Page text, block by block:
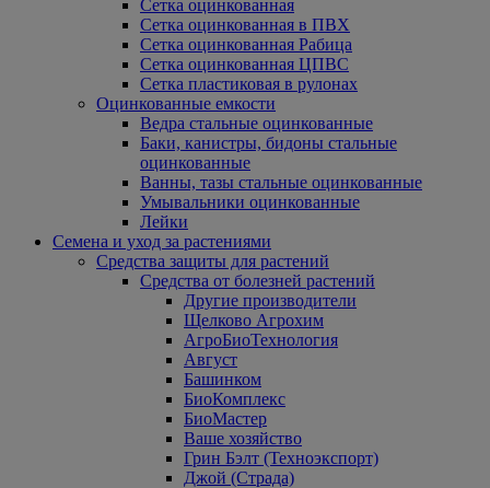
Сетка оцинкованная
Сетка оцинкованная в ПВХ
Сетка оцинкованная Рабица
Сетка оцинкованная ЦПВС
Сетка пластиковая в рулонах
Оцинкованные емкости
Ведра стальные оцинкованные
Баки, канистры, бидоны стальные
оцинкованные
Ванны, тазы стальные оцинкованные
Умывальники оцинкованные
Лейки
Семена и уход за растениями
Средства защиты для растений
Средства от болезней растений
Другие производители
Щелково Агрохим
АгроБиоТехнология
Август
Башинком
БиоКомплекс
БиоМастер
Ваше хозяйство
Грин Бэлт (Техноэкспорт)
Джой (Страда)